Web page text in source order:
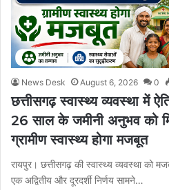
News Desk August 6, 2026 0
छत्तीसगढ़ स्वास्थ्य व्यवस्था में
26 साल के जमीनी अनुभव को
ग्रामीण स्वास्थ्य होगा मजबूत
रायपुर। छत्तीसगढ़ की स्वास्थ्य व्यवस्था को
एक अद्वितीय और दूरदर्शी निर्णय सामने…